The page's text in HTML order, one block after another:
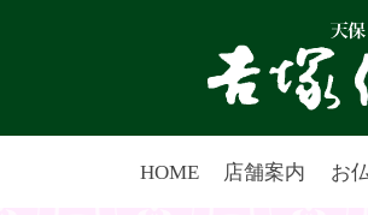
HOME 店舗案内 お